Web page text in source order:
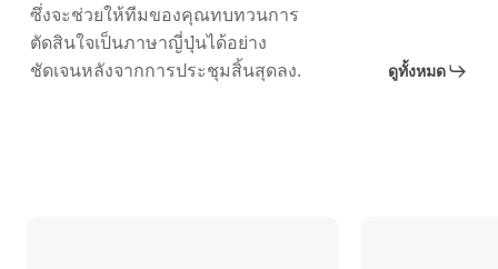
ซึ่งจะช่วยให้ทีมของคุณทบทวนการ
ตัดสินใจเป็นภาษาญี่ปุ่นได้อย่าง
ชัดเจนหลังจากการประชุมสิ้นสุดลง.
ดูทั้งหมด